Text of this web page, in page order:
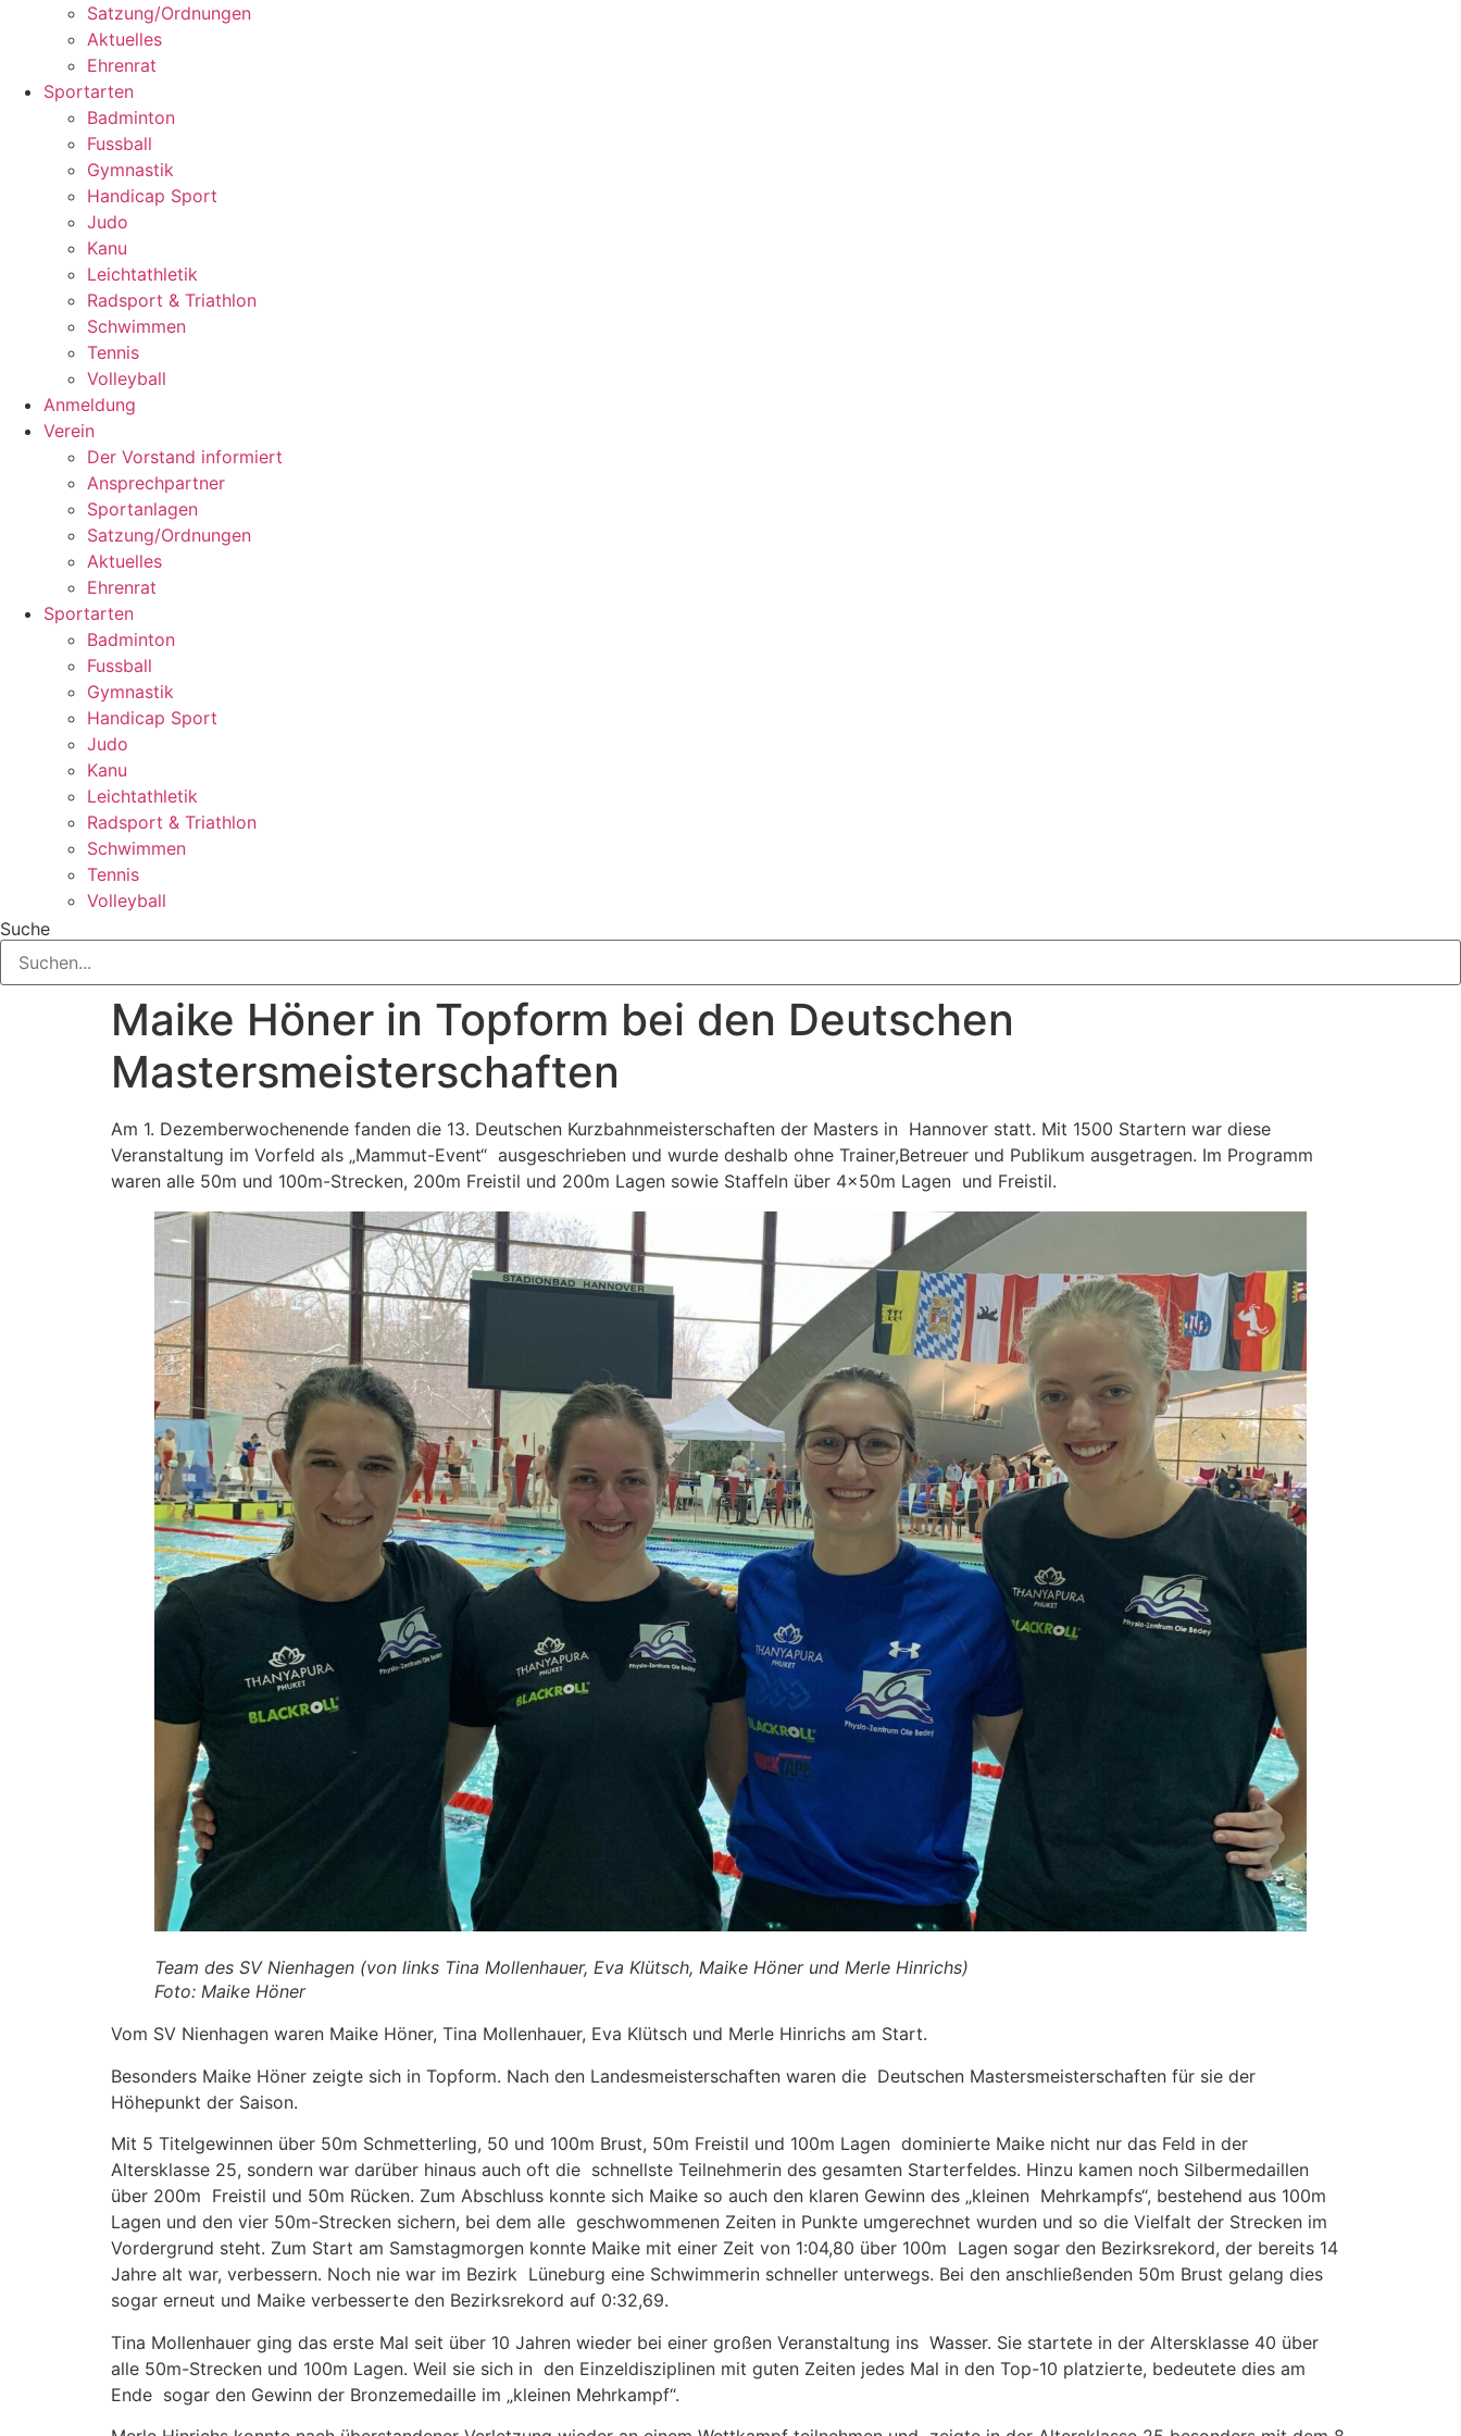
Satzung/Ordnungen
Aktuelles
Ehrenrat
Sportarten
Badminton
Fussball
Gymnastik
Handicap Sport
Judo
Kanu
Leichtathletik
Radsport & Triathlon
Schwimmen
Tennis
Volleyball
Anmeldung
Verein
Der Vorstand informiert
Ansprechpartner
Sportanlagen
Satzung/Ordnungen
Aktuelles
Ehrenrat
Sportarten
Badminton
Fussball
Gymnastik
Handicap Sport
Judo
Kanu
Leichtathletik
Radsport & Triathlon
Schwimmen
Tennis
Volleyball
Suche
Maike Höner in Topform bei den Deutschen
Mastersmeisterschaften
Am 1. Dezemberwochenende fanden die 13. Deutschen Kurzbahnmeisterschaften der Masters in Hannover statt. Mit 1500 Startern war diese
Veranstaltung im Vorfeld als „Mammut-Event“ ausgeschrieben und wurde deshalb ohne Trainer,Betreuer und Publikum ausgetragen. Im Programm
waren alle 50m und 100m-Strecken, 200m Freistil und 200m Lagen sowie Staffeln über 4x50m Lagen und Freistil.
Team des SV Nienhagen (von links Tina Mollenhauer, Eva Klütsch, Maike Höner und Merle Hinrichs)
Foto: Maike Höner
Vom SV Nienhagen waren Maike Höner, Tina Mollenhauer, Eva Klütsch und Merle Hinrichs am Start.
Besonders Maike Höner zeigte sich in Topform. Nach den Landesmeisterschaften waren die Deutschen Mastersmeisterschaften für sie der
Höhepunkt der Saison.
Mit 5 Titelgewinnen über 50m Schmetterling, 50 und 100m Brust, 50m Freistil und 100m Lagen dominierte Maike nicht nur das Feld in der
Altersklasse 25, sondern war darüber hinaus auch oft die schnellste Teilnehmerin des gesamten Starterfeldes. Hinzu kamen noch Silbermedaillen
über 200m Freistil und 50m Rücken. Zum Abschluss konnte sich Maike so auch den klaren Gewinn des „kleinen Mehrkampfs“, bestehend aus 100m
Lagen und den vier 50m-Strecken sichern, bei dem alle geschwommenen Zeiten in Punkte umgerechnet wurden und so die Vielfalt der Strecken im
Vordergrund steht. Zum Start am Samstagmorgen konnte Maike mit einer Zeit von 1:04,80 über 100m Lagen sogar den Bezirksrekord, der bereits 14
Jahre alt war, verbessern. Noch nie war im Bezirk Lüneburg eine Schwimmerin schneller unterwegs. Bei den anschließenden 50m Brust gelang dies
sogar erneut und Maike verbesserte den Bezirksrekord auf 0:32,69.
Tina Mollenhauer ging das erste Mal seit über 10 Jahren wieder bei einer großen Veranstaltung ins Wasser. Sie startete in der Altersklasse 40 über
alle 50m-Strecken und 100m Lagen. Weil sie sich in den Einzeldisziplinen mit guten Zeiten jedes Mal in den Top-10 platzierte, bedeutete dies am
Ende sogar den Gewinn der Bronzemedaille im „kleinen Mehrkampf“.